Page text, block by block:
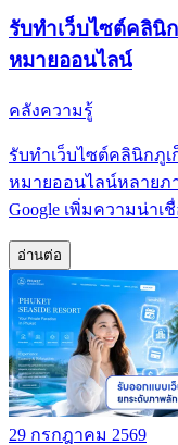
รับทำเว็บไซต์คลินิ
หมายออนไลน์
คลังความรู้
รับทำเว็บไซต์คลินิกภูเ
หมายออนไลน์หลายภ
Google เพิ่มความน่า
อ่านต่อ
29 กรกฎาคม 2569